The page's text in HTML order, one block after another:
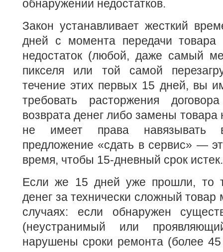
обнаружении недостатков.
Закон устанавливает жесткий
дней с момента передачи товара
недостаток (любой, даже самый
пикселя или той самой
течение этих первых 15 дней, вы
требовать расторжения
возврата денег либо замены
не имеет права навязывать
предложение «сдать в сервис» —
время, чтобы 15-дневный срок истек.
Если же 15 дней уже прошли, то
денег за технически сложный товар
случаях: если обнаружен
(неустранимый или
нарушены сроки ремонта (более